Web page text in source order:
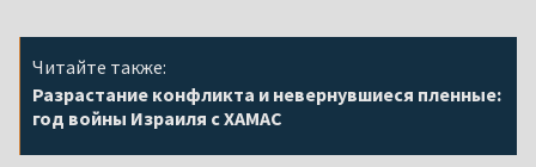
Читайте также:
Разрастание конфликта и невернувшиеся пленные:
год войны Израиля с ХАМАС